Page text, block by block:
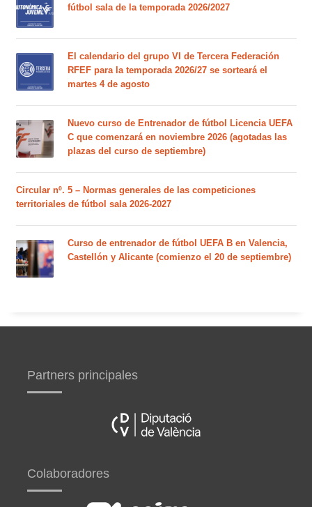
fútbol sala de la temporada 2026/2027
El calendario del grupo VI de Tercera Federación
RFEF para la temporada 2026/27 se sorteará el
martes 4 de agosto
Nuevo curso de Entrenador de fútbol Licencia UEFA
C que comenzará en noviembre 2026 (agotadas las
plazas del curso de septiembre)
Circular nº. 5 – Normas generales de las competiciones
territoriales de fútbol sala 2026-2027
Curso de entrenador de fútbol UEFA B en Valencia,
Castellón y Alicante (comienzo el 20 de septiembre)
Partners principales
Colaboradores